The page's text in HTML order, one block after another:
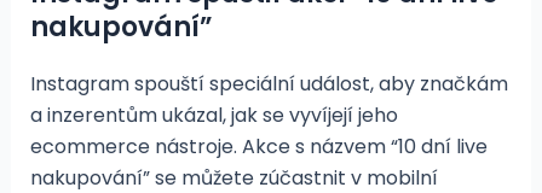
nakupování”
Instagram spouští speciální událost, aby značkám
a inzerentům ukázal, jak se vyvíjejí jeho
ecommerce nástroje. Akce s názvem “10 dní live
nakupování” se můžete zúčastnit v mobilní